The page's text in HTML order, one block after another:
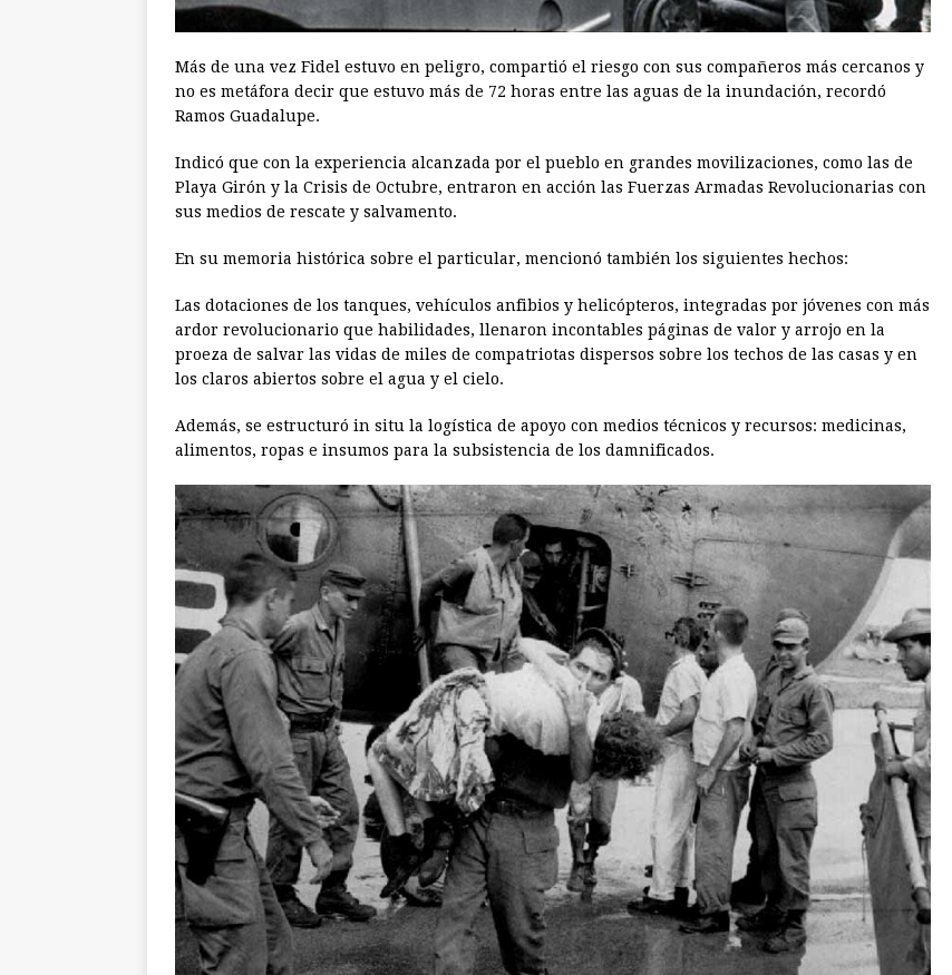
Más de una vez Fidel estuvo en peligro, compartió el riesgo con sus compañeros más cercanos y
no es metáfora decir que estuvo más de 72 horas entre las aguas de la inundación, recordó
Ramos Guadalupe.
Indicó que con la experiencia alcanzada por el pueblo en grandes movilizaciones, como las de
Playa Girón y la Crisis de Octubre, entraron en acción las Fuerzas Armadas Revolucionarias con
sus medios de rescate y salvamento.
En su memoria histórica sobre el particular, mencionó también los siguientes hechos:
Las dotaciones de los tanques, vehículos anfibios y helicópteros, integradas por jóvenes con más
ardor revolucionario que habilidades, llenaron incontables páginas de valor y arrojo en la
proeza de salvar las vidas de miles de compatriotas dispersos sobre los techos de las casas y en
los claros abiertos sobre el agua y el cielo.
Además, se estructuró in situ la logística de apoyo con medios técnicos y recursos: medicinas,
alimentos, ropas e insumos para la subsistencia de los damnificados.